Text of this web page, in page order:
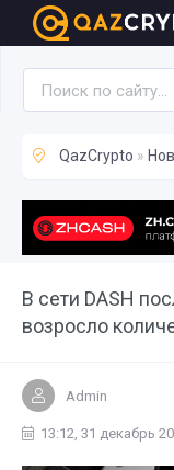
QazCrypto »
В сети DASH
возросло
Новости
Admin
13:12, 31 декабрь